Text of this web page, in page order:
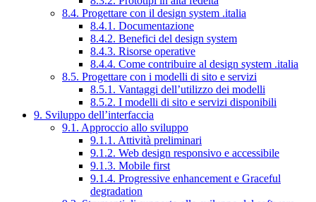
8.4. Progettare con il design system .italia
8.4.1. Documentazione
8.4.2. Benefici del design system
8.4.3. Risorse operative
8.4.4. Come contribuire al design system .italia
8.5. Progettare con i modelli di sito e servizi
8.5.1. Vantaggi dell’utilizzo dei modelli
8.5.2. I modelli di sito e servizi disponibili
9. Sviluppo dell’interfaccia
9.1. Approccio allo sviluppo
9.1.1. Attività preliminari
9.1.2. Web design responsivo e accessibile
9.1.3. Mobile first
9.1.4. Progressive enhancement e Graceful
degradation